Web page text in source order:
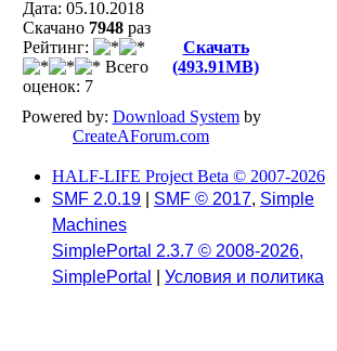
Дата: 05.10.2018
Скачано 7948 раз
Рейтинг:
Всего
оценок: 7
Скачать
(493.91MB)
Powered by: Download Systemby
CreateAForum.com
HALF-LIFE Project Beta © 2007-2026
SMF 2.0.19
SMF © 2017, Simple
Machines
SimplePortal 2.3.7 © 2008-2026,
SimplePortal
Условия и политика